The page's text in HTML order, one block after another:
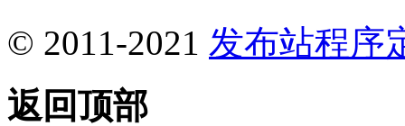
© 2011-2021 发布站程序
返回顶部